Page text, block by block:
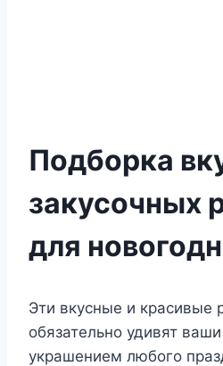
Подборка
закусочных
для
Эти вкусные и красивые
обязательно удивят
украшением любого